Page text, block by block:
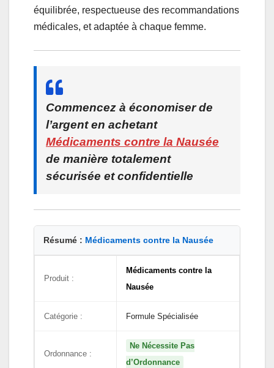
équilibrée, respectueuse des recommandations
médicales, et adaptée à chaque femme.
Commencez à économiser de
l’argent en achetant
Médicaments contre la Nausée
de manière totalement
sécurisée et confidentielle
Résumé : Médicaments contre la Nausée
Produit :
Médicaments contre la
Nausée
Catégorie : Formule Spécialisée
Ordonnance :
Ne Nécessite Pas
d’Ordonnance